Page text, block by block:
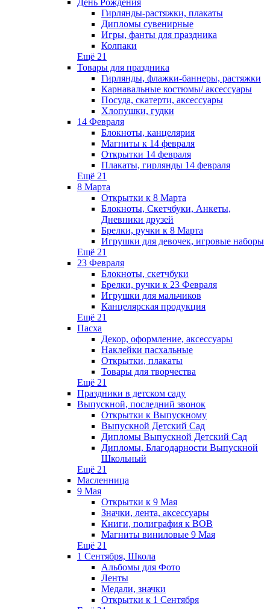
День Рождения
Гирлянды-растяжки, плакаты
Дипломы сувенирные
Игры, фанты для праздника
Колпаки
Ещё 21
Товары для праздника
Гирлянды, флажки-баннеры, растяжки
Карнавальные костюмы/ аксессуары
Посуда, скатерти, аксессуары
Хлопушки, гудки
14 Февраля
Блокноты, канцелярия
Магниты к 14 февраля
Открытки 14 февраля
Плакаты, гирлянды 14 февраля
Ещё 21
8 Марта
Открытки к 8 Марта
Блокноты, Скетчбуки, Анкеты,
Дневники друзей
Брелки, ручки к 8 Марта
Игрушки для девочек, игровые наборы
Ещё 21
23 Февраля
Блокноты, скетчбуки
Брелки, ручки к 23 Февраля
Игрушки для мальчиков
Канцелярская продукция
Ещё 21
Пасха
Декор, оформление, аксессуары
Наклейки пасхальные
Открытки, плакаты
Товары для творчества
Ещё 21
Праздники в детском саду
Выпускной, последний звонок
Открытки к Выпускному
Выпускной Детский Сад
Дипломы Выпускной Детский Сад
Дипломы, Благодарности Выпускной
Школьный
Ещё 21
Масленница
9 Мая
Открытки к 9 Мая
Значки, лента, аксессуары
Книги, полиграфия к ВОВ
Магниты виниловые 9 Мая
Ещё 21
1 Сентября, Школа
Альбомы для Фото
Ленты
Медали, значки
Открытки к 1 Сентября